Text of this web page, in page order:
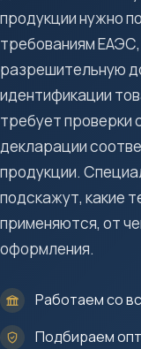
продукции нужно
требованиям
разрешительную
идентификации
требует проверки
декларации
продукции.
подскажут, какие
применяются, от
оформления.
Работаем со
Подбираем